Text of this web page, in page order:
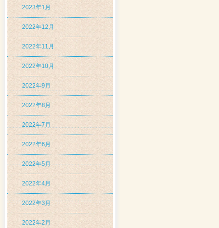
2023年1月
2022年12月
2022年11月
2022年10月
2022年9月
2022年8月
2022年7月
2022年6月
2022年5月
2022年4月
2022年3月
2022年2月